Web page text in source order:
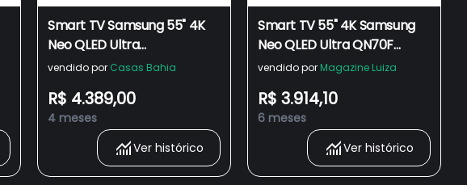
Smart TV Samsung 55" 4K
Neo QLED Ultra
QN55QN85FAGXZD Painel
Controle por Gestos Preta
Titan
vendido por Casas Bahia
R$ 4.389,00
4 meses
Ver histórico
Smart TV 55" 4K Samsung
Neo QLED Ultra QN70F
QN55QN70FAGXZD 120Hz
vendido por Magazine Luiza
R$ 3.914,10
6 meses
Ver histórico